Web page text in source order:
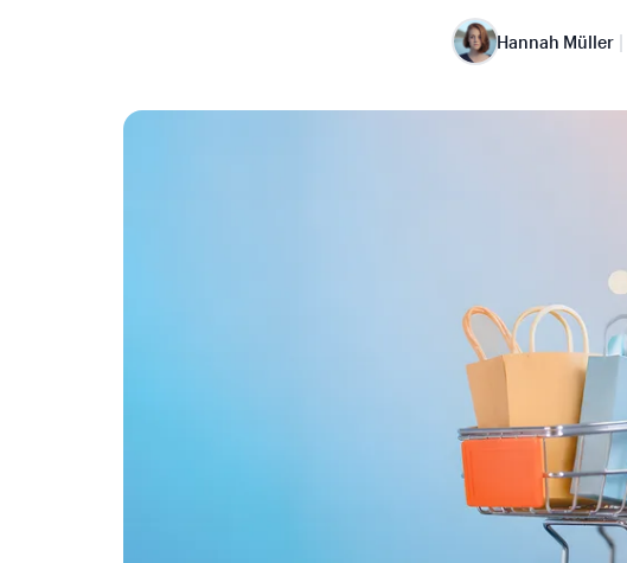
Hannah Müller |